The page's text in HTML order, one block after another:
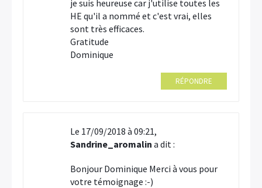
je suis heureuse car j'utilise toutes les
HE qu'il a nommé et c'est vrai, elles
sont très efficaces.
Gratitude
Dominique
RÉPONDRE
Le 17/09/2018 à 09:21,
Sandrine_aromalin a dit :
Bonjour Dominique Merci à vous pour
votre témoignage :-)